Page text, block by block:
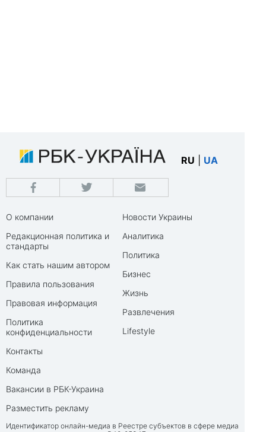
RU UA
О компании
Редакционная политика и
стандарты
Как стать нашим автором
Правила пользования
Правовая информация
Политика
конфиденциальности
Контакты
Команда
Вакансии в РБК-Украина
Разместить рекламу
Новости Украины
Аналитика
Политика
Бизнес
Жизнь
Развлечения
Lifestyle
Идентификатор онлайн-медиа в Реестре субъектов в сфере медиа